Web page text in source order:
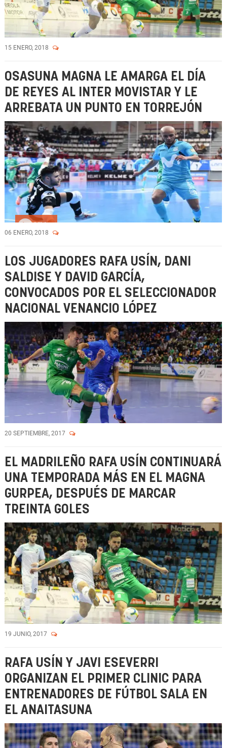
15 ENERO, 2018
OSASUNA MAGNA LE AMARGA EL DÍA
DE REYES AL INTER MOVISTAR Y LE
ARREBATA UN PUNTO EN TORREJÓN
06 ENERO, 2018
LOS JUGADORES RAFA USÍN, DANI
SALDISE Y DAVID GARCÍA,
CONVOCADOS POR EL SELECCIONADOR
NACIONAL VENANCIO LÓPEZ
20 SEPTIEMBRE, 2017
EL MADRILEÑO RAFA USÍN CONTINUARÁ
UNA TEMPORADA MÁS EN EL MAGNA
GURPEA, DESPUÉS DE MARCAR
TREINTA GOLES
19 JUNIO, 2017
RAFA USÍN Y JAVI ESEVERRI
ORGANIZAN EL PRIMER CLINIC PARA
ENTRENADORES DE FÚTBOL SALA EN
EL ANAITASUNA